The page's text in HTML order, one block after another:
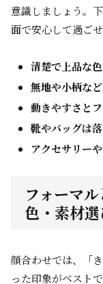
意識しましょう。
面で安心して過ごせ
清楚で上品な
無地や小柄な
動きやすさと
靴やバッグは
アクセサリー
フォーマ
色・素材
顔合わせでは、「
った印象がベスト